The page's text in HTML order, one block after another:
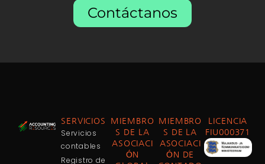
Contáctanos
SERVICIOS
Servicios
contables
Registro de
MIEMBRO
S DE LA
ASOCIACI
ÓN
MIEMBRO
S DE LA
ASOCIACI
ÓN DE
LICENCIA
FIU000371